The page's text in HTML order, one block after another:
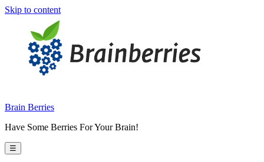
Skip to content
Brain Berries
Have Some Berries For Your Brain!
☰